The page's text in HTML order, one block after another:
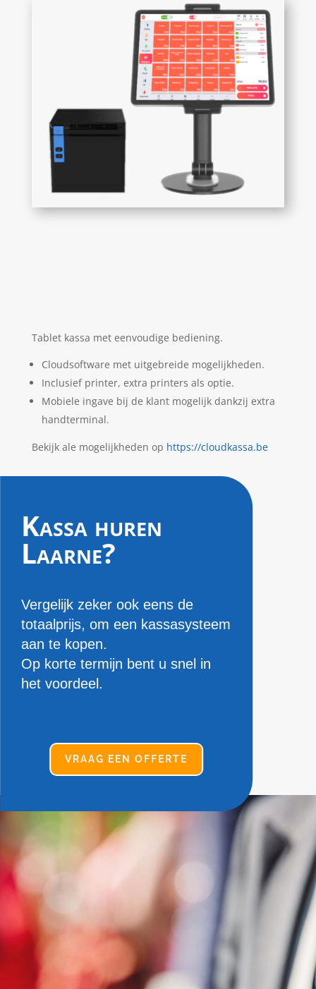
Tablet kassa met eenvoudige bediening.
Cloudsoftware met uitgebreide mogelijkheden.
Inclusief printer, extra printers als optie.
Mobiele ingave bij de klant mogelijk dankzij extra
handterminal.
Bekijk ale mogelijkheden op https://cloudkassa.be
Kassa huren
Laarne?
Vergelijk zeker ook eens de
totaalprijs, om een kassasysteem
aan te kopen.
Op korte termijn bent u snel in
het voordeel.
VRAAG EEN OFFERTE